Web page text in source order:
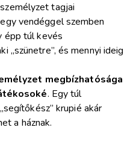
tagjai
vendéggel szemben
épp túl kevés
„szünetre”, és mennyi ideig
megbízhatósága
. Egy túl
krupié akár
a háznak.